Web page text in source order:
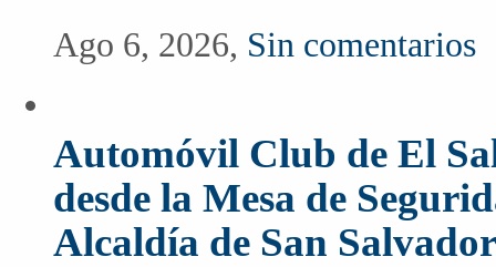
Ago 6, 2026, Sin comentarios
Automóvil Club de El
desde la Mesa de
Alcaldía de San Salvador